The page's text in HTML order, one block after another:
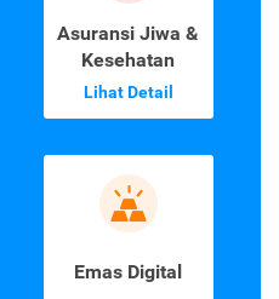
Asuransi Jiwa &
Kesehatan
Lihat Detail
Emas Digital